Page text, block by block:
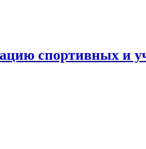
спортивных и